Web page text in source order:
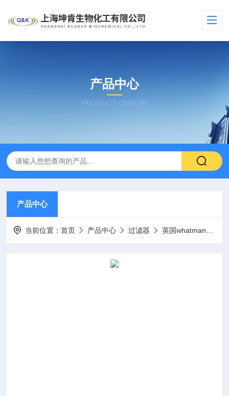
产品中心
PRODUCT CENTER
产品中心
当前位置：首页 产品中心 过滤器 英国whatman过滤纸、过滤膜